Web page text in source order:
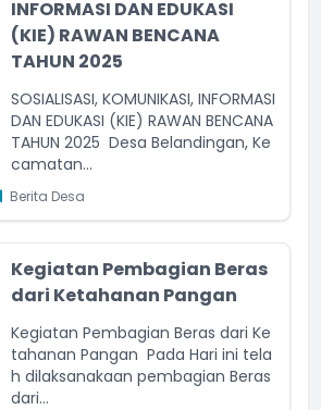
INFORMASI DAN EDUKASI
(KIE) RAWAN BENCANA
TAHUN 2025
SOSIALISASI, KOMUNIKASI, INFORMASI
DAN EDUKASI (KIE) RAWAN BENCANA
TAHUN 2025 Desa Belandingan, Ke
camatan...
Berita Desa
Kegiatan Pembagian Beras
dari Ketahanan Pangan
Kegiatan Pembagian Beras dari Ke
tahanan Pangan Pada Hari ini tela
h dilaksanakaan pembagian Beras
dari...